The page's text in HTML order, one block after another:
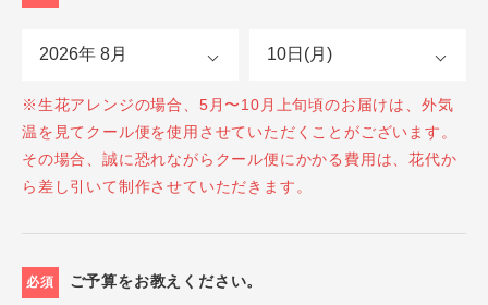
※生花アレンジの場合、5月〜10月上旬頃のお届けは、外気
温を見てクール便を使用させていただくことがございます。
その場合、誠に恐れながらクール便にかかる費用は、花代か
ら差し引いて制作させていただきます。
必須 ご予算をお教えください。